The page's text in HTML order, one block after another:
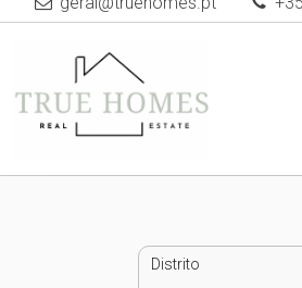
Distrito